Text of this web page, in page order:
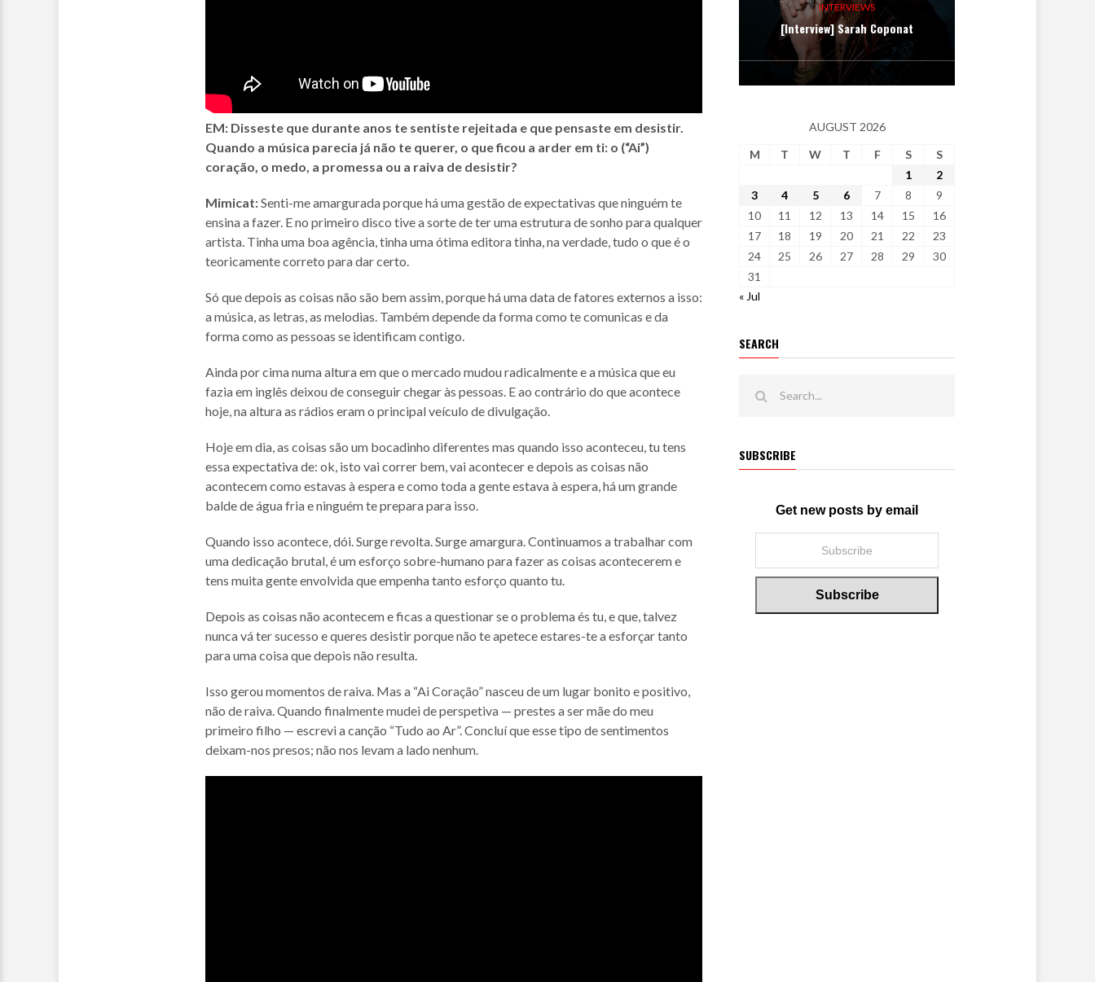
EM: Disseste que durante anos te sentiste rejeitada e que pensaste em desistir.
Quando a música parecia já não te querer, o que ficou a arder em ti: o (“Ai”)
coração, o medo, a promessa ou a raiva de desistir?
Mimicat:Senti-me amargurada porque há uma gestão de expectativas que ninguém te
ensina a fazer. E no primeiro disco tive a sorte de ter uma estrutura de sonho para qualquer
artista. Tinha uma boa agência, tinha uma ótima editora tinha, na verdade, tudo o que é o
teoricamente correto para dar certo.
Só que depois as coisas não são bem assim, porque há uma data de fatores externos a isso:
a música, as letras, as melodias. Também depende da forma como te comunicas e da
forma como as pessoas se identificam contigo.
Ainda por cima numa altura em que o mercado mudou radicalmente e a música que eu
fazia em inglês deixou de conseguir chegar às pessoas. E ao contrário do que acontece
hoje, na altura as rádios eram o principal veículo de divulgação.
Hoje em dia, as coisas são um bocadinho diferentes mas quando isso aconteceu, tu tens
essa expectativa de: ok, isto vai correr bem, vai acontecer e depois as coisas não
acontecem como estavas à espera e como toda a gente estava à espera, há um grande
balde de água fria e ninguém te prepara para isso.
Quando isso acontece, dói. Surge revolta. Surge amargura. Continuamos a trabalhar com
uma dedicação brutal, é um esforço sobre-humano para fazer as coisas acontecerem e
tens muita gente envolvida que empenha tanto esforço quanto tu.
Depois as coisas não acontecem e ficas a questionar se o problema és tu, e que, talvez
nunca vá ter sucesso e queres desistir porque não te apetece estares-te a esforçar tanto
para uma coisa que depois não resulta.
Isso gerou momentos de raiva. Mas a “Ai Coração” nasceu de um lugar bonito e positivo,
não de raiva. Quando finalmente mudei de perspetiva — prestes a ser mãe do meu
primeiro filho — escrevi a canção “Tudo ao Ar”. Concluí que esse tipo de sentimentos
deixam-nos presos; não nos levam a lado nenhum.
INTERVIEWS
[Interview] Sarah Coponat
AUGUST 2026
M
T W T F S
S
1
2
3
4 5 6 7 8
9
10
11 12 13 14 15
16
17
18 19 20 21 22
23
24
25 26 27 28 29
30
31
« Jul
SEARCH
SUBSCRIBE
Get new posts by email